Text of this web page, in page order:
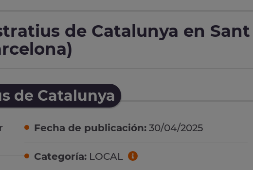
de Catalunya en Sant
de Catalunya
Fecha de publicación: 30/04/2025
Categoría: LOCAL